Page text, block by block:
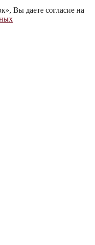
Вы даете согласие на